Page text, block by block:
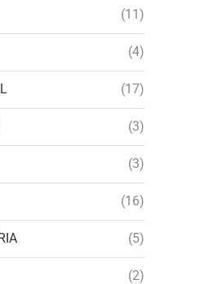
(11)
(4)
(17)
(3)
(3)
(16)
(5)
(2)